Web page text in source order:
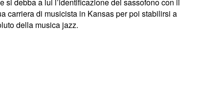
debba a lui l’identificazione del sassofono con il
carriera di musicista in Kansas per poi stabilirsi a
della musica jazz.